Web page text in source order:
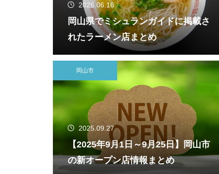
2026.06.16
岡山県でミシュランガイドに掲載さ
れたラーメン店まとめ
岡山市
2025.09.27
【2025年9月1日～9月25日】岡山市
の新オープン店情報まとめ